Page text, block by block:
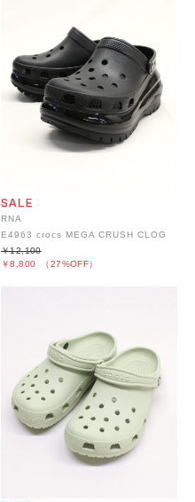
RNA
E4963 crocs MEGA CRUSH CLOG
￥8,800 （27%OFF）
￥12,100